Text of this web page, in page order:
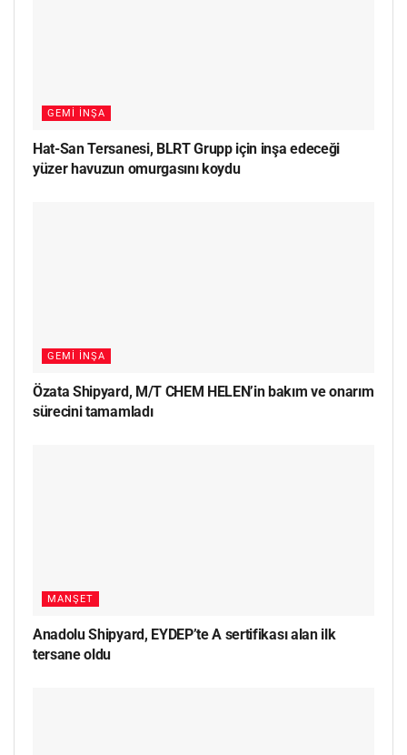
GEMI İNŞA
Hat-San Tersanesi, BLRT Grupp için inşa edeceği
yüzer havuzun omurgasını koydu
GEMI İNŞA
Özata Shipyard, M/T CHEM HELEN’in bakım ve onarım
sürecini tamamladı
MANŞET
Anadolu Shipyard, EYDEP’te A sertifikası alan ilk
tersane oldu